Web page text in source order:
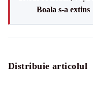
Boala s-a extins
Distribuie articolul